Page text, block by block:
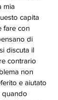
mia
capita
fare con
di
discuta il
contrario
non
e aiutato
quando